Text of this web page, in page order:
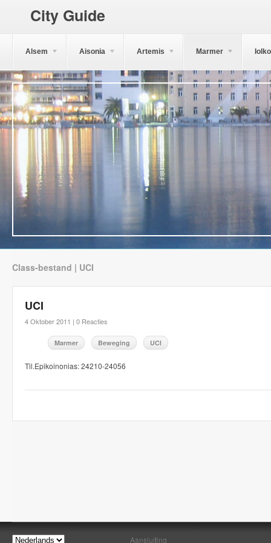
City Guide
Alsem Aisonia Artemis Marmer
Class-bestand | UCI
UCI
4 Oktober 2011 | 0 Reacties
Marmer Beweging UCI
Til.Epikoinonias: 24210-24056
Aansluiting